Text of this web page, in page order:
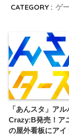
CATEGORY : ゲ
「あんスタ」アル
Crazy:B発売！ア
の屋外看板にア